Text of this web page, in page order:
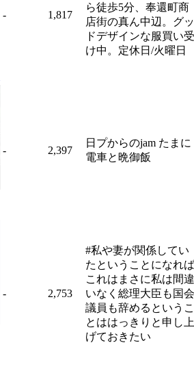
- 1,817
ら徒歩5分、奉還町商
店街の真ん中辺。グッ
ドデザインな服買い受
け中。定休日/火曜日
- 2,397
日プからのjam たまに
電車と晩御飯
- 2,753
#私や妻が関係してい
たということになれば
これはまさに私は間違
いなく総理大臣も国会
議員も辞めるというこ
とははっきりと申し上
げておきたい